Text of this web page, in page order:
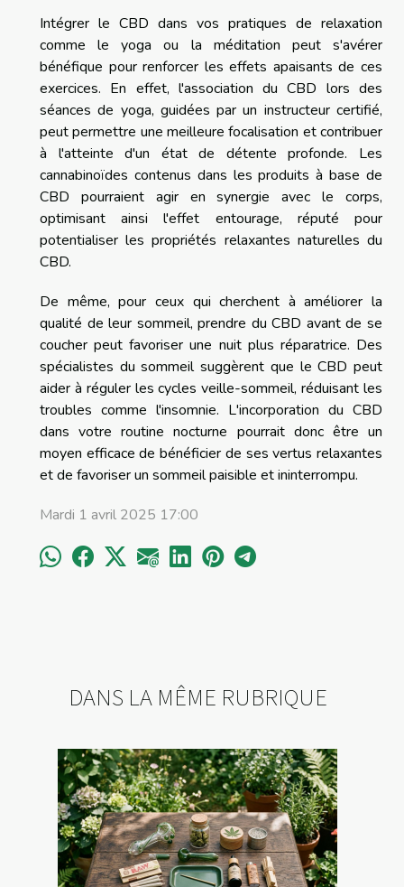
DANS LA MÊME RUBRIQUE
Intégrer le CBD dans vos pratiques de relaxation
comme le yoga ou la méditation peut s'avérer
bénéfique pour renforcer les effets apaisants de ces
exercices. En effet, l'association du CBD lors des
séances de yoga, guidées par un instructeur certifié,
peut permettre une meilleure focalisation et contribuer
à l'atteinte d'un état de détente profonde. Les
cannabinoïdes contenus dans les produits à base de
CBD pourraient agir en synergie avec le corps,
optimisant ainsi l'effet entourage, réputé pour
potentialiser les propriétés relaxantes naturelles du
CBD.
De même, pour ceux qui cherchent à améliorer la
qualité de leur sommeil, prendre du CBD avant de se
coucher peut favoriser une nuit plus réparatrice. Des
spécialistes du sommeil suggèrent que le CBD peut
aider à réguler les cycles veille-sommeil, réduisant les
troubles comme l'insomnie. L'incorporation du CBD
dans votre routine nocturne pourrait donc être un
moyen efficace de bénéficier de ses vertus relaxantes
et de favoriser un sommeil paisible et ininterrompu.
Mardi 1 avril 2025 17:00